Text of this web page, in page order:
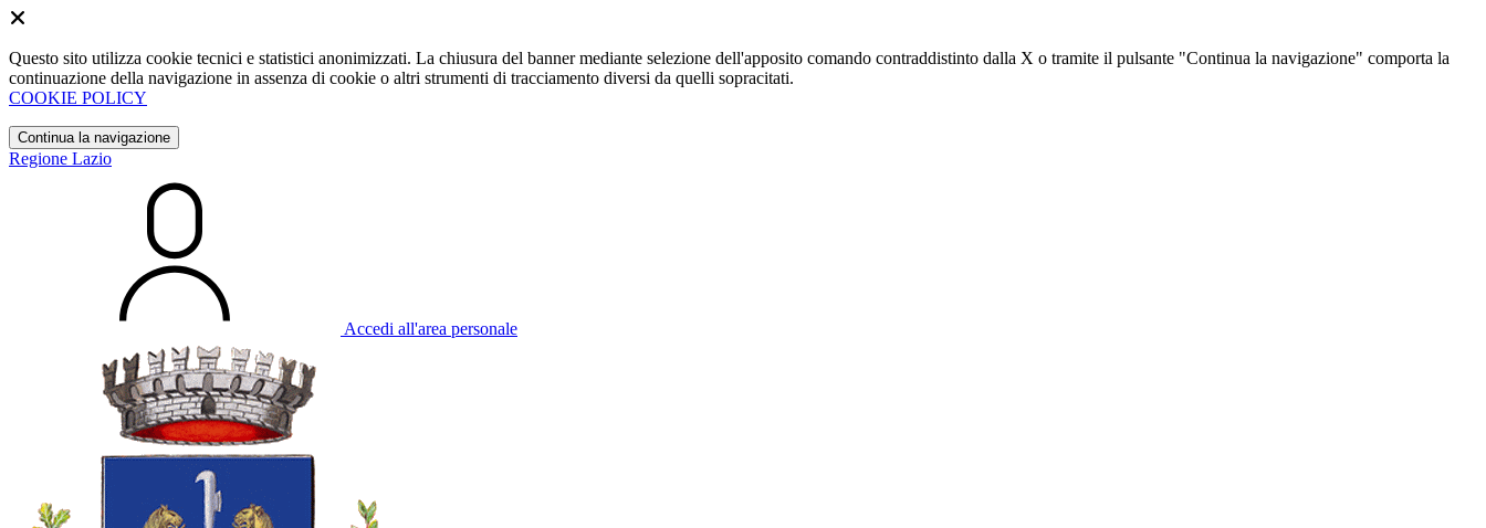
Questo sito utilizza cookie tecnici e statistici anonimizzati. La chiusura del banner mediante selezione dell'apposito comando contraddistinto dalla X o tramite il pulsante "Continua la navigazione" comporta la
continuazione della navigazione in assenza di cookie o altri strumenti di tracciamento diversi da quelli sopracitati.
COOKIE POLICY
Continua la navigazione
Regione Lazio
Accedi all'area personale